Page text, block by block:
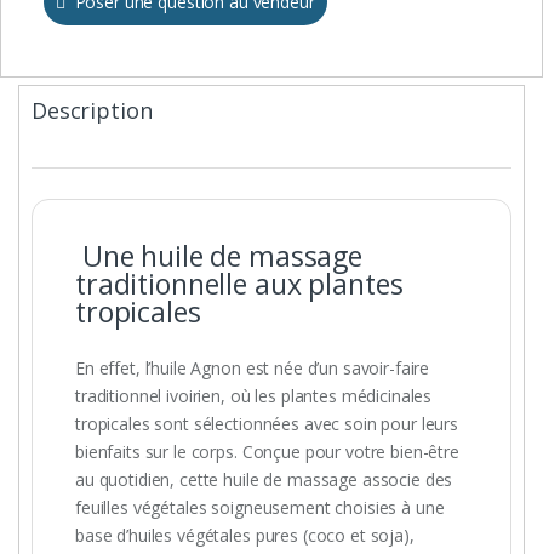
Description
Une huile de massage
traditionnelle aux plantes
tropicales
En effet, l’huile Agnon est née d’un savoir-faire
traditionnel ivoirien, où les plantes médicinales
tropicales sont sélectionnées avec soin pour leurs
bienfaits sur le corps. Conçue pour votre bien-être
au quotidien, cette huile de massage associe des
feuilles végétales soigneusement choisies à une
base d’huiles végétales pures (coco et soja),